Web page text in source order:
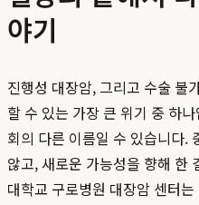
야기
진행성 대장암, 그리고 수술 불
할 수 있는 가장 큰 위기 중 하
회의 다른 이름일 수 있습니다.
않고, 새로운 가능성을 향해 한
대학교 구로병원 대장암 센터